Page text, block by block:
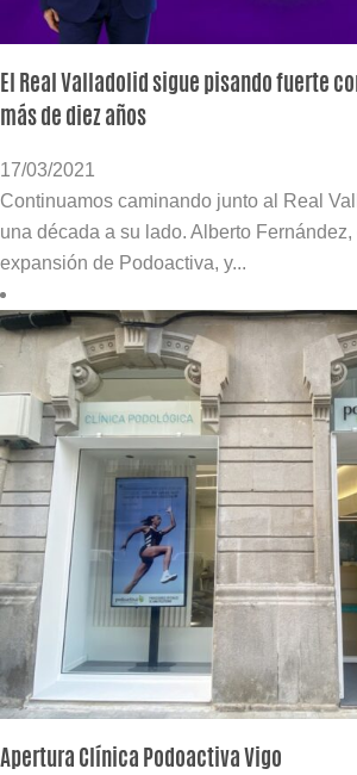
El Real Valladolid sigue pisando fuerte
más de diez años
17/03/2021
Continuamos caminando junto al Real
una década a su lado. Alberto Fernández,
expansión de Podoactiva, y...
Apertura Clínica Podoactiva Vigo